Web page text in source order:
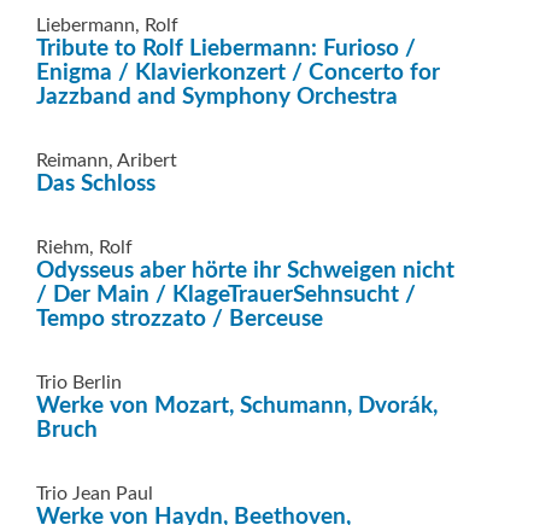
Liebermann, Rolf
Tribute to Rolf Liebermann: Furioso /
Enigma / Klavierkonzert / Concerto for
Jazzband and Symphony Orchestra
Reimann, Aribert
Das Schloss
Riehm, Rolf
Odysseus aber hörte ihr Schweigen nicht
/ Der Main / KlageTrauerSehnsucht /
Tempo strozzato / Berceuse
Trio Berlin
Werke von Mozart, Schumann, Dvorák,
Bruch
Trio Jean Paul
Werke von Haydn, Beethoven,